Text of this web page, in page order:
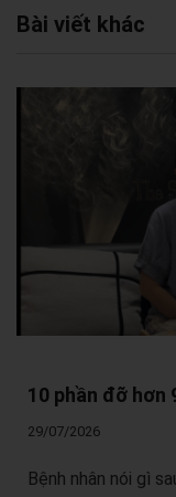
Bài viết khác
10 phần đỡ hơn
29/07/2026
Bệnh nhân nói gì